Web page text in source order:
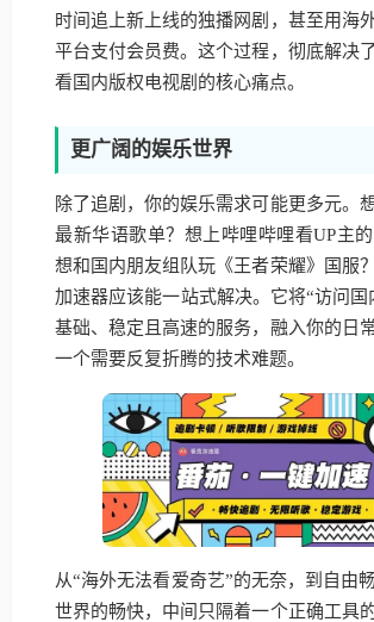
时间追上新上线的独播网剧，甚至用海
平台支付会员费。这个过程，彻底解决
看国内版权电视剧的核心痛点。
更广阔的娱乐世界
除了追剧，你的娱乐需求可能更多元。
最新华语歌单？想上哔哩哔哩看UP主
想和国内朋友组队玩《王者荣耀》国服
加速器应该能一站式解决。它将“访问国
基础、稳定且高速的服务，融入你的日
一个需要反复折腾的技术难题。
从“海外无法看爱奇艺”的无奈，到自由
世界的畅快，中间只隔着一个正确工具